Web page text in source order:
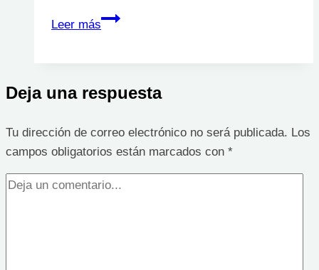
Leer más
Úlceras
Deja una respuesta
Tu dirección de correo electrónico no será publicada. Los
campos obligatorios están marcados con *